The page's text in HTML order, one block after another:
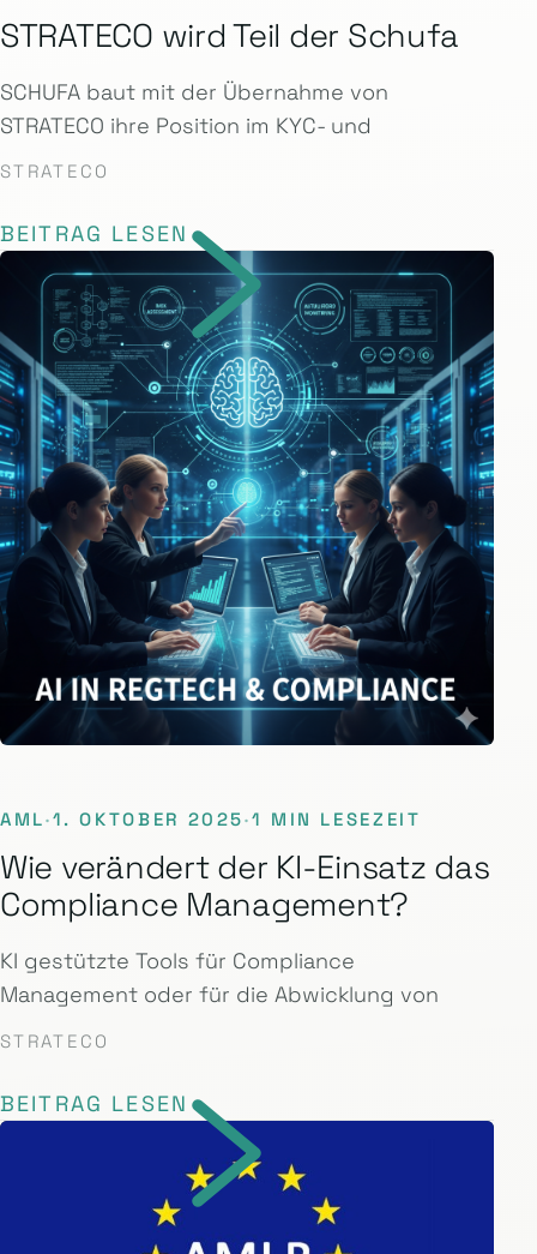
STRATECO wird Teil der Schufa
SCHUFA baut mit der Übernahme von
STRATECO ihre Position im KYC- und
STRATECO
BEITRAG LESEN
AML·1. OKTOBER 2025·1 MIN LESEZEIT
Wie verändert der KI-Einsatz das
Compliance Management?
KI gestützte Tools für Compliance
Management oder für die Abwicklung von
STRATECO
BEITRAG LESEN